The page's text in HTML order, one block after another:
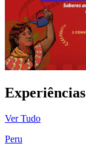
Experiências
Ver Tudo
Peru